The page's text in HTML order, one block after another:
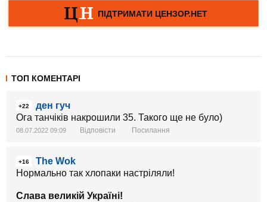
ТОП КОМЕНТАРІ
+22
ден гуч
Ога танчіків накрошили 35. Такого ще не було)
08.07.2022 09:09 Відповісти Посилання
+16
The Wok
Нормально так хлопаки настріляли!
Слава великій Україні!